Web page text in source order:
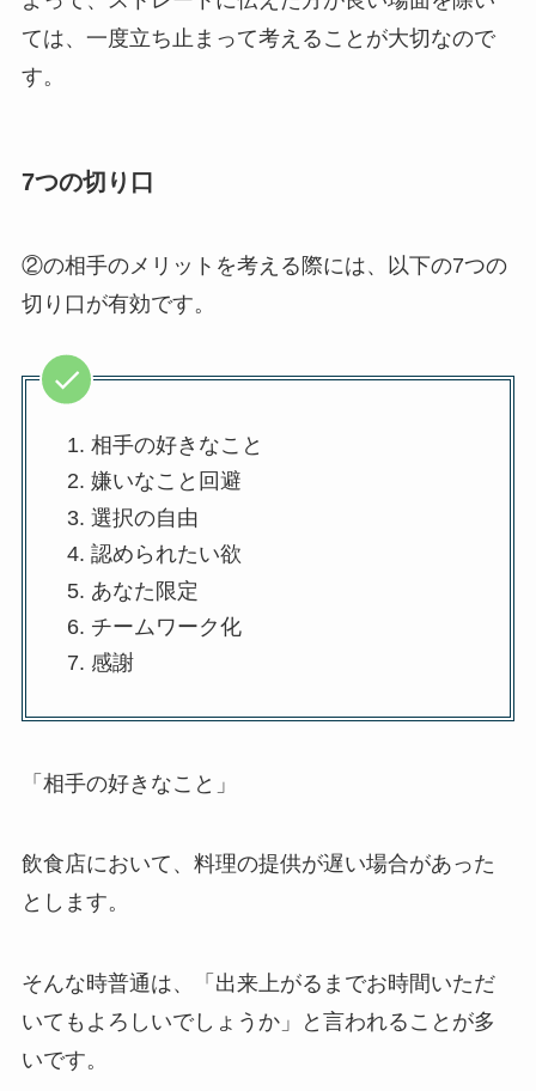
ては、一度立ち止まって考えることが大切なので
す。
7つの切り口
②の相手のメリットを考える際には、以下の7つの
切り口が有効です。
相手の好きなこと
嫌いなこと回避
選択の自由
認められたい欲
あなた限定
チームワーク化
感謝
「相手の好きなこと」
飲食店において、料理の提供が遅い場合があった
とします。
そんな時普通は、「出来上がるまでお時間いただ
いてもよろしいでしょうか」と言われることが多
いです。